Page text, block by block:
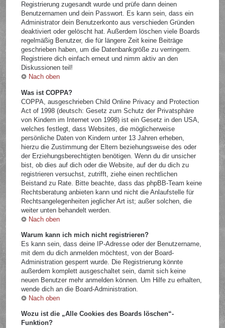
Registrierung zugesandt wurde und prüfe dann deinen
Benutzernamen und dein Passwort. Es kann sein, dass ein
Administrator dein Benutzerkonto aus verschieden Gründen
deaktiviert oder gelöscht hat. Außerdem löschen viele Boards
regelmäßig Benutzer, die für längere Zeit keine Beiträge
geschrieben haben, um die Datenbankgröße zu verringern.
Registriere dich einfach erneut und nimm aktiv an den
Diskussionen teil!
Nach oben
Was ist COPPA?
COPPA, ausgeschrieben Child Online Privacy and Protection
Act of 1998 (deutsch: Gesetz zum Schutz der Privatsphäre
von Kindern im Internet von 1998) ist ein Gesetz in den USA,
welches festlegt, dass Websites, die möglicherweise
persönliche Daten von Kindern unter 13 Jahren erheben,
hierzu die Zustimmung der Eltern beziehungsweise des oder
der Erziehungsberechtigten benötigen. Wenn du dir unsicher
bist, ob dies auf dich oder die Website, auf der du dich zu
registrieren versuchst, zutrifft, ziehe einen rechtlichen
Beistand zu Rate. Bitte beachte, dass das phpBB-Team keine
Rechtsberatung anbieten kann und nicht die Anlaufstelle für
Rechtsangelegenheiten jeglicher Art ist; außer solchen, die
weiter unten behandelt werden.
Nach oben
Warum kann ich mich nicht registrieren?
Es kann sein, dass deine IP-Adresse oder der Benutzername,
mit dem du dich anmelden möchtest, von der Board-
Administration gesperrt wurde. Die Registrierung könnte
außerdem komplett ausgeschaltet sein, damit sich keine
neuen Benutzer mehr anmelden können. Um Hilfe zu erhalten,
wende dich an die Board-Administration.
Nach oben
Wozu ist die „Alle Cookies des Boards löschen“-
Funktion?